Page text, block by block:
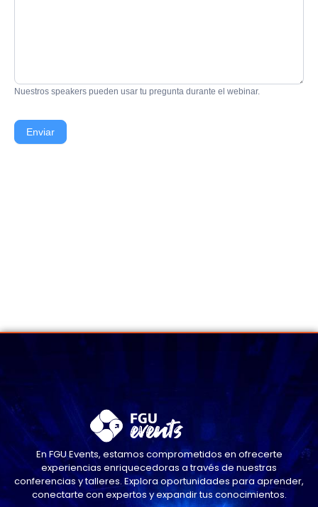
Nuestros speakers pueden usar tu pregunta durante el webinar.
Enviar
En FGU Events, estamos comprometidos en ofrecerte
experiencias enriquecedoras a través de nuestras
conferencias y talleres. Explora oportunidades para aprender,
conectarte con expertos y expandir tus conocimientos.